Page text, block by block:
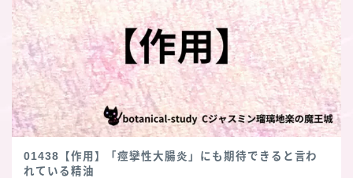
01438【作用】「痙攣性大腸炎」にも期待できると言わ
れている精油